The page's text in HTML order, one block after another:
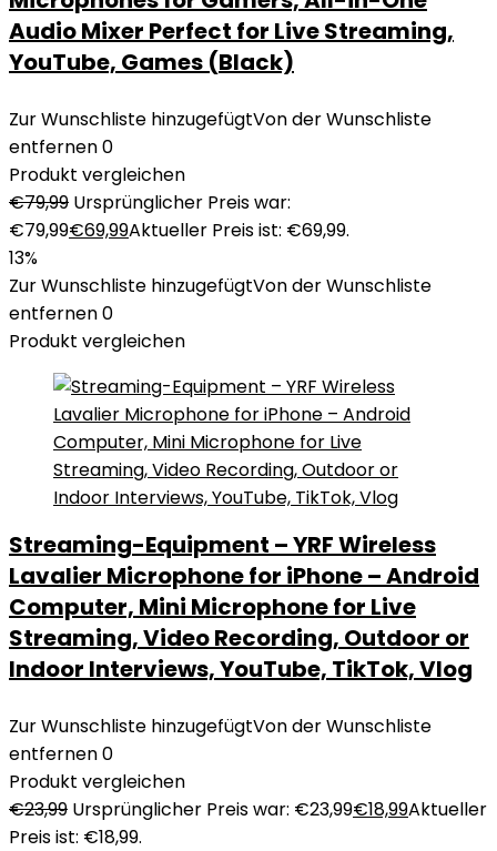
Audio Mixer Perfect for Live Streaming,
YouTube, Games (Black)
Zur Wunschliste hinzugefügtVon der Wunschliste
entfernen0
Produkt vergleichen
€79,99 Ursprünglicher Preis war:
€79,99€69,99Aktueller Preis ist: €69,99.
13%
Zur Wunschliste hinzugefügtVon der Wunschliste
entfernen0
Produkt vergleichen
Streaming-Equipment – YRF Wireless
Lavalier Microphone for iPhone – Android
Computer, Mini Microphone for Live
Streaming, Video Recording, Outdoor or
Indoor Interviews, YouTube, TikTok, Vlog
Zur Wunschliste hinzugefügtVon der Wunschliste
entfernen0
Produkt vergleichen
€23,99 Ursprünglicher Preis war: €23,99€18,99Aktueller
Preis ist: €18,99.